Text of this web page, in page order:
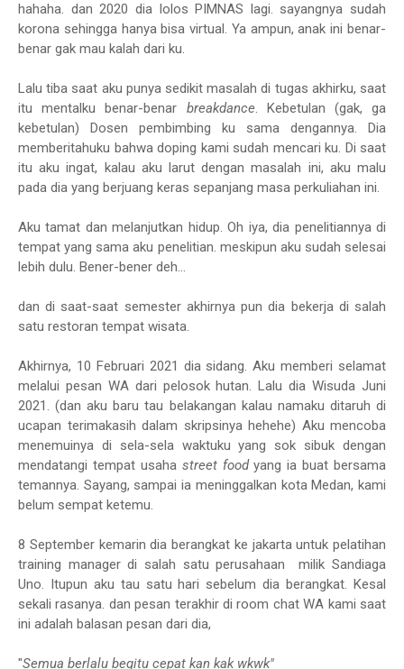
hahaha. dan 2020 dia lolos PIMNAS lagi. sayangnya sudah
korona sehingga hanya bisa virtual. Ya ampun, anak ini benar-
benar gak mau kalah dari ku.
Lalu tiba saat aku punya sedikit masalah di tugas akhirku, saat
itu mentalku benar-benar breakdance. Kebetulan (gak, ga
kebetulan) Dosen pembimbing ku sama dengannya. Dia
memberitahuku bahwa doping kami sudah mencari ku. Di saat
itu aku ingat, kalau aku larut dengan masalah ini, aku malu
pada dia yang berjuang keras sepanjang masa perkuliahan ini.
Aku tamat dan melanjutkan hidup. Oh iya, dia penelitiannya di
tempat yang sama aku penelitian. meskipun aku sudah selesai
lebih dulu. Bener-bener deh...
dan di saat-saat semester akhirnya pun dia bekerja di salah
satu restoran tempat wisata.
Akhirnya, 10 Februari 2021 dia sidang. Aku memberi selamat
melalui pesan WA dari pelosok hutan. Lalu dia Wisuda Juni
2021. (dan aku baru tau belakangan kalau namaku ditaruh di
ucapan terimakasih dalam skripsinya hehehe) Aku mencoba
menemuinya di sela-sela waktuku yang sok sibuk dengan
mendatangi tempat usaha street foodyang ia buat bersama
temannya. Sayang, sampai ia meninggalkan kota Medan, kami
belum sempat ketemu.
8 September kemarin dia berangkat ke jakarta untuk pelatihan
training manager di salah satu perusahaan milik Sandiaga
Uno. Itupun aku tau satu hari sebelum dia berangkat. Kesal
sekali rasanya. dan pesan terakhir di room chat WA kami saat
ini adalah balasan pesan dari dia,
"Semua berlalu begitu cepat kan kak wkwk"